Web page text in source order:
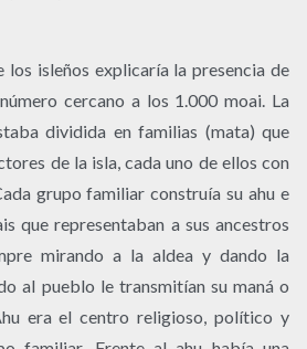
los isleños explicaría la presencia de
cercano a los 1.000 moai. La
dividida en familias (mata) que
de la isla, cada uno de ellos con
grupo familiar construía su ahu e
que representaban a sus ancestros
mirando a la aldea y dando la
al pueblo le transmitían su maná o
era el centro religioso, político y